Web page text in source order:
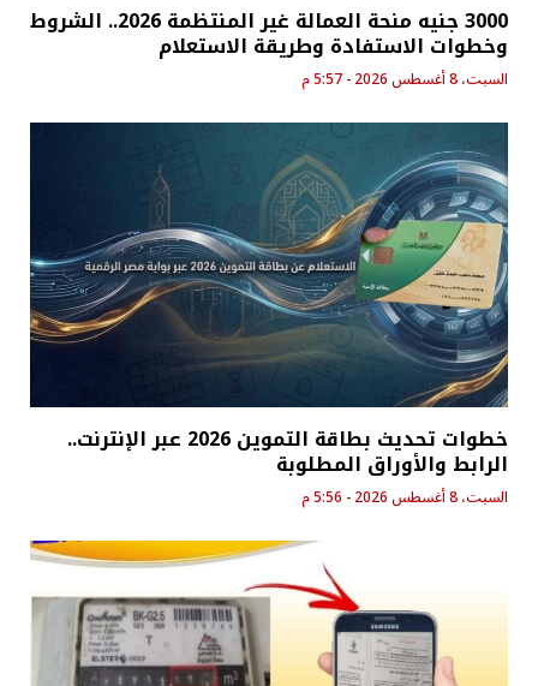
3000 جنيه منحة العمالة غير المنتظمة 2026.. الشروط
وخطوات الاستفادة وطريقة الاستعلام
السبت، 8 أغسطس 2026 - 5:57 م
خطوات تحديث بطاقة التموين 2026 عبر الإنترنت..
الرابط والأوراق المطلوبة
السبت، 8 أغسطس 2026 - 5:56 م